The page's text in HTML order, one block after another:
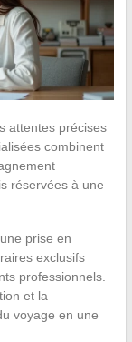
attentes précises
combinent
réservées à une
prise en
exclusifs
professionnels.
et la
voyage en une